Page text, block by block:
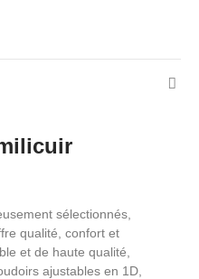
sélectionnés,
qualité, confort et
et de haute qualité,
ajustables en 1D,